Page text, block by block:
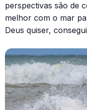
perspectivas são de
melhor com o mar
Deus quiser,